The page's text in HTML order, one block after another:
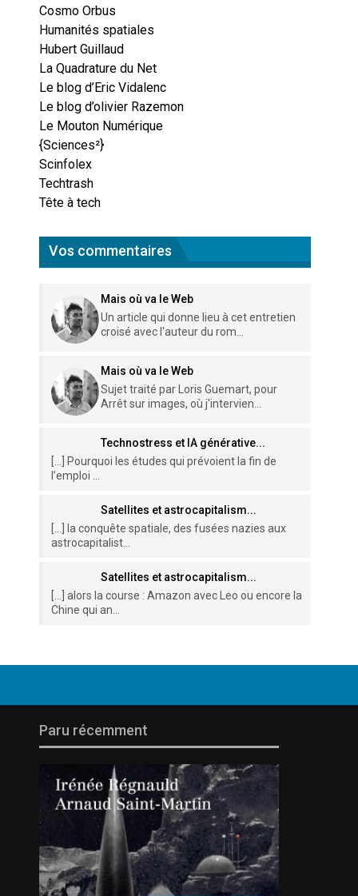
Cosmo Orbus
Humanités spatiales
Hubert Guillaud
La Quadrature du Net
Le blog d’Eric Vidalenc
Le blog d’olivier Razemon
Le Mouton Numérique
{Sciences²}
Scinfolex
Techtrash
Tête à tech
Vos commentaires
Mais où va le Web
Un article qui donne lieu à cet entretien
croisé avec l'auteur du rom...
Mais où va le Web
Sujet traité par Loris Guemart, pour
Arrêt sur images, où j'intervien...
Technostress et IA générative...
[…] Pourquoi les études qui prévoient la fin de
l’emploi ...
Satellites et astrocapitalism...
[…] la conquête spatiale, des fusées nazies aux
astrocapitalist...
Satellites et astrocapitalism...
[…] alors la course : Amazon avec Leo ou encore la
Chine qui an...
Paru récemment